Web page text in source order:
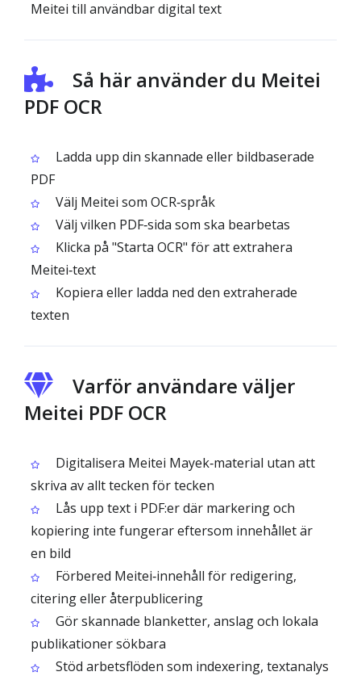
Meitei till användbar digital text
Så här använder du Meitei
PDF OCR
Ladda upp din skannade eller bildbaserade
PDF
Välj Meitei som OCR‑språk
Välj vilken PDF‑sida som ska bearbetas
Klicka på "Starta OCR" för att extrahera
Meitei‑text
Kopiera eller ladda ned den extraherade
texten
Varför användare väljer
Meitei PDF OCR
Digitalisera Meitei Mayek‑material utan att
skriva av allt tecken för tecken
Lås upp text i PDF:er där markering och
kopiering inte fungerar eftersom innehållet är
en bild
Förbered Meitei‑innehåll för redigering,
citering eller återpublicering
Gör skannade blanketter, anslag och lokala
publikationer sökbara
Stöd arbetsflöden som indexering, textanalys